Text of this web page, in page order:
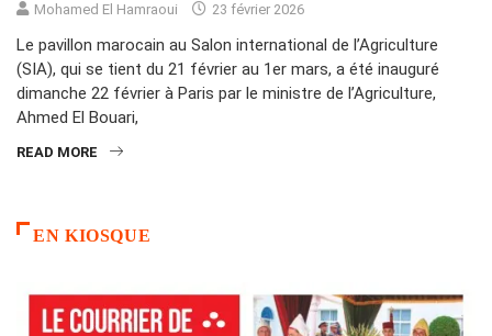
Mohamed El Hamraoui 23 février 2026
Le pavillon marocain au Salon international de l’Agriculture
(SIA), qui se tient du 21 février au 1er mars, a été inauguré
dimanche 22 février à Paris par le ministre de l’Agriculture,
Ahmed El Bouari,
READ MORE
EN KIOSQUE